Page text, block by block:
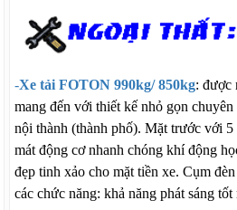
-Xe tải FOTON 990kg/ 850kg: được
mang đến với thiết kế nhỏ gọn
nội thành (thành phố). Mặt trước với
mát động cơ nhanh chóng khí động
đẹp tinh xảo cho mặt tiền xe. Cụm
các chức năng: khả năng phát sáng